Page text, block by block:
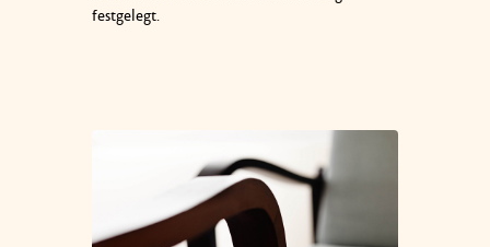
festgelegt.